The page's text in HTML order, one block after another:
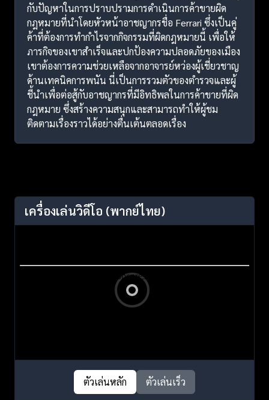
กับปัญหาในการปราบปรามการดำเนินการค้าขายผิด
กฎหมายที่นำโดยหัวหน้าอาชญากรชื่อ Ferrari ซึ่งเป็นคู่
ค้าที่ต้องการทำกำไรจากกิจกรรมที่ผิดกฎหมายนี้ เพื่อให้
ภารกิจของเขาสำเร็จและปกป้องความปลอดภัยของเมือง
เขาต้องการความช่วยเหลือจากอาจารย์หว่องผู้เชี่ยวชาญ
ด้านเทคนิคการพนัน นี่เป็นการรวมตัวของตำรวจและผู้
ชี้นำเพื่อต่อสู้กับอาชญากรที่มีอิทธิพลในการค้าขายที่ผิด
กฎหมาย ซึ่งสร้างความสนุกและสามารถทำให้ผู้ชม
ติดตามเรื่องราวได้อย่างตื่นเต้นตลอดเรื่อง
เครื่องเล่นวิดีโอ (พากย์ไทย)
ตัวเล่นหลัก ตัวเล่นเร็ว